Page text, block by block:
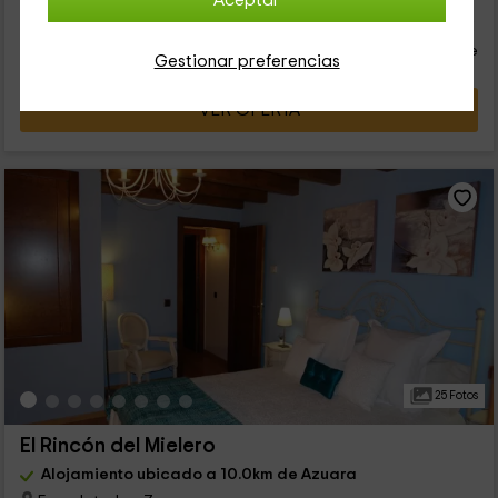
Gestionar preferencias
Cancelación 30 días antes
40
persona y noche
VER OFERTA
25 Fotos
El Rincón del Mielero
Alojamiento ubicado a 10.0km de Azuara